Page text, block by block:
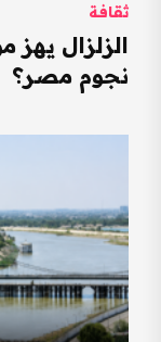
ثقافة
الزلزال
نجوم مصر؟